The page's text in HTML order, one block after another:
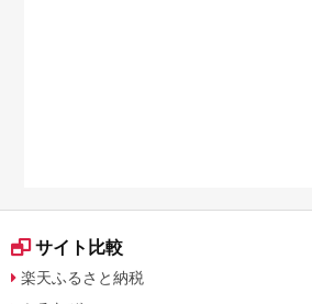
サイト比較
楽天ふるさと納税